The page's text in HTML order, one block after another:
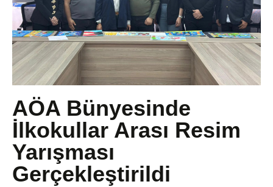
AÖA Bünyesinde
İlkokullar Arası Resim
Yarışması
Gerçekleştirildi